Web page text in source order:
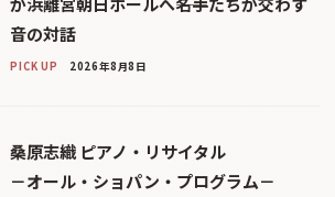
音の対話
PICK UP 2026年8月8日
桑原志織 ピアノ・リサイタル
－オール・ショパン・プログラム－